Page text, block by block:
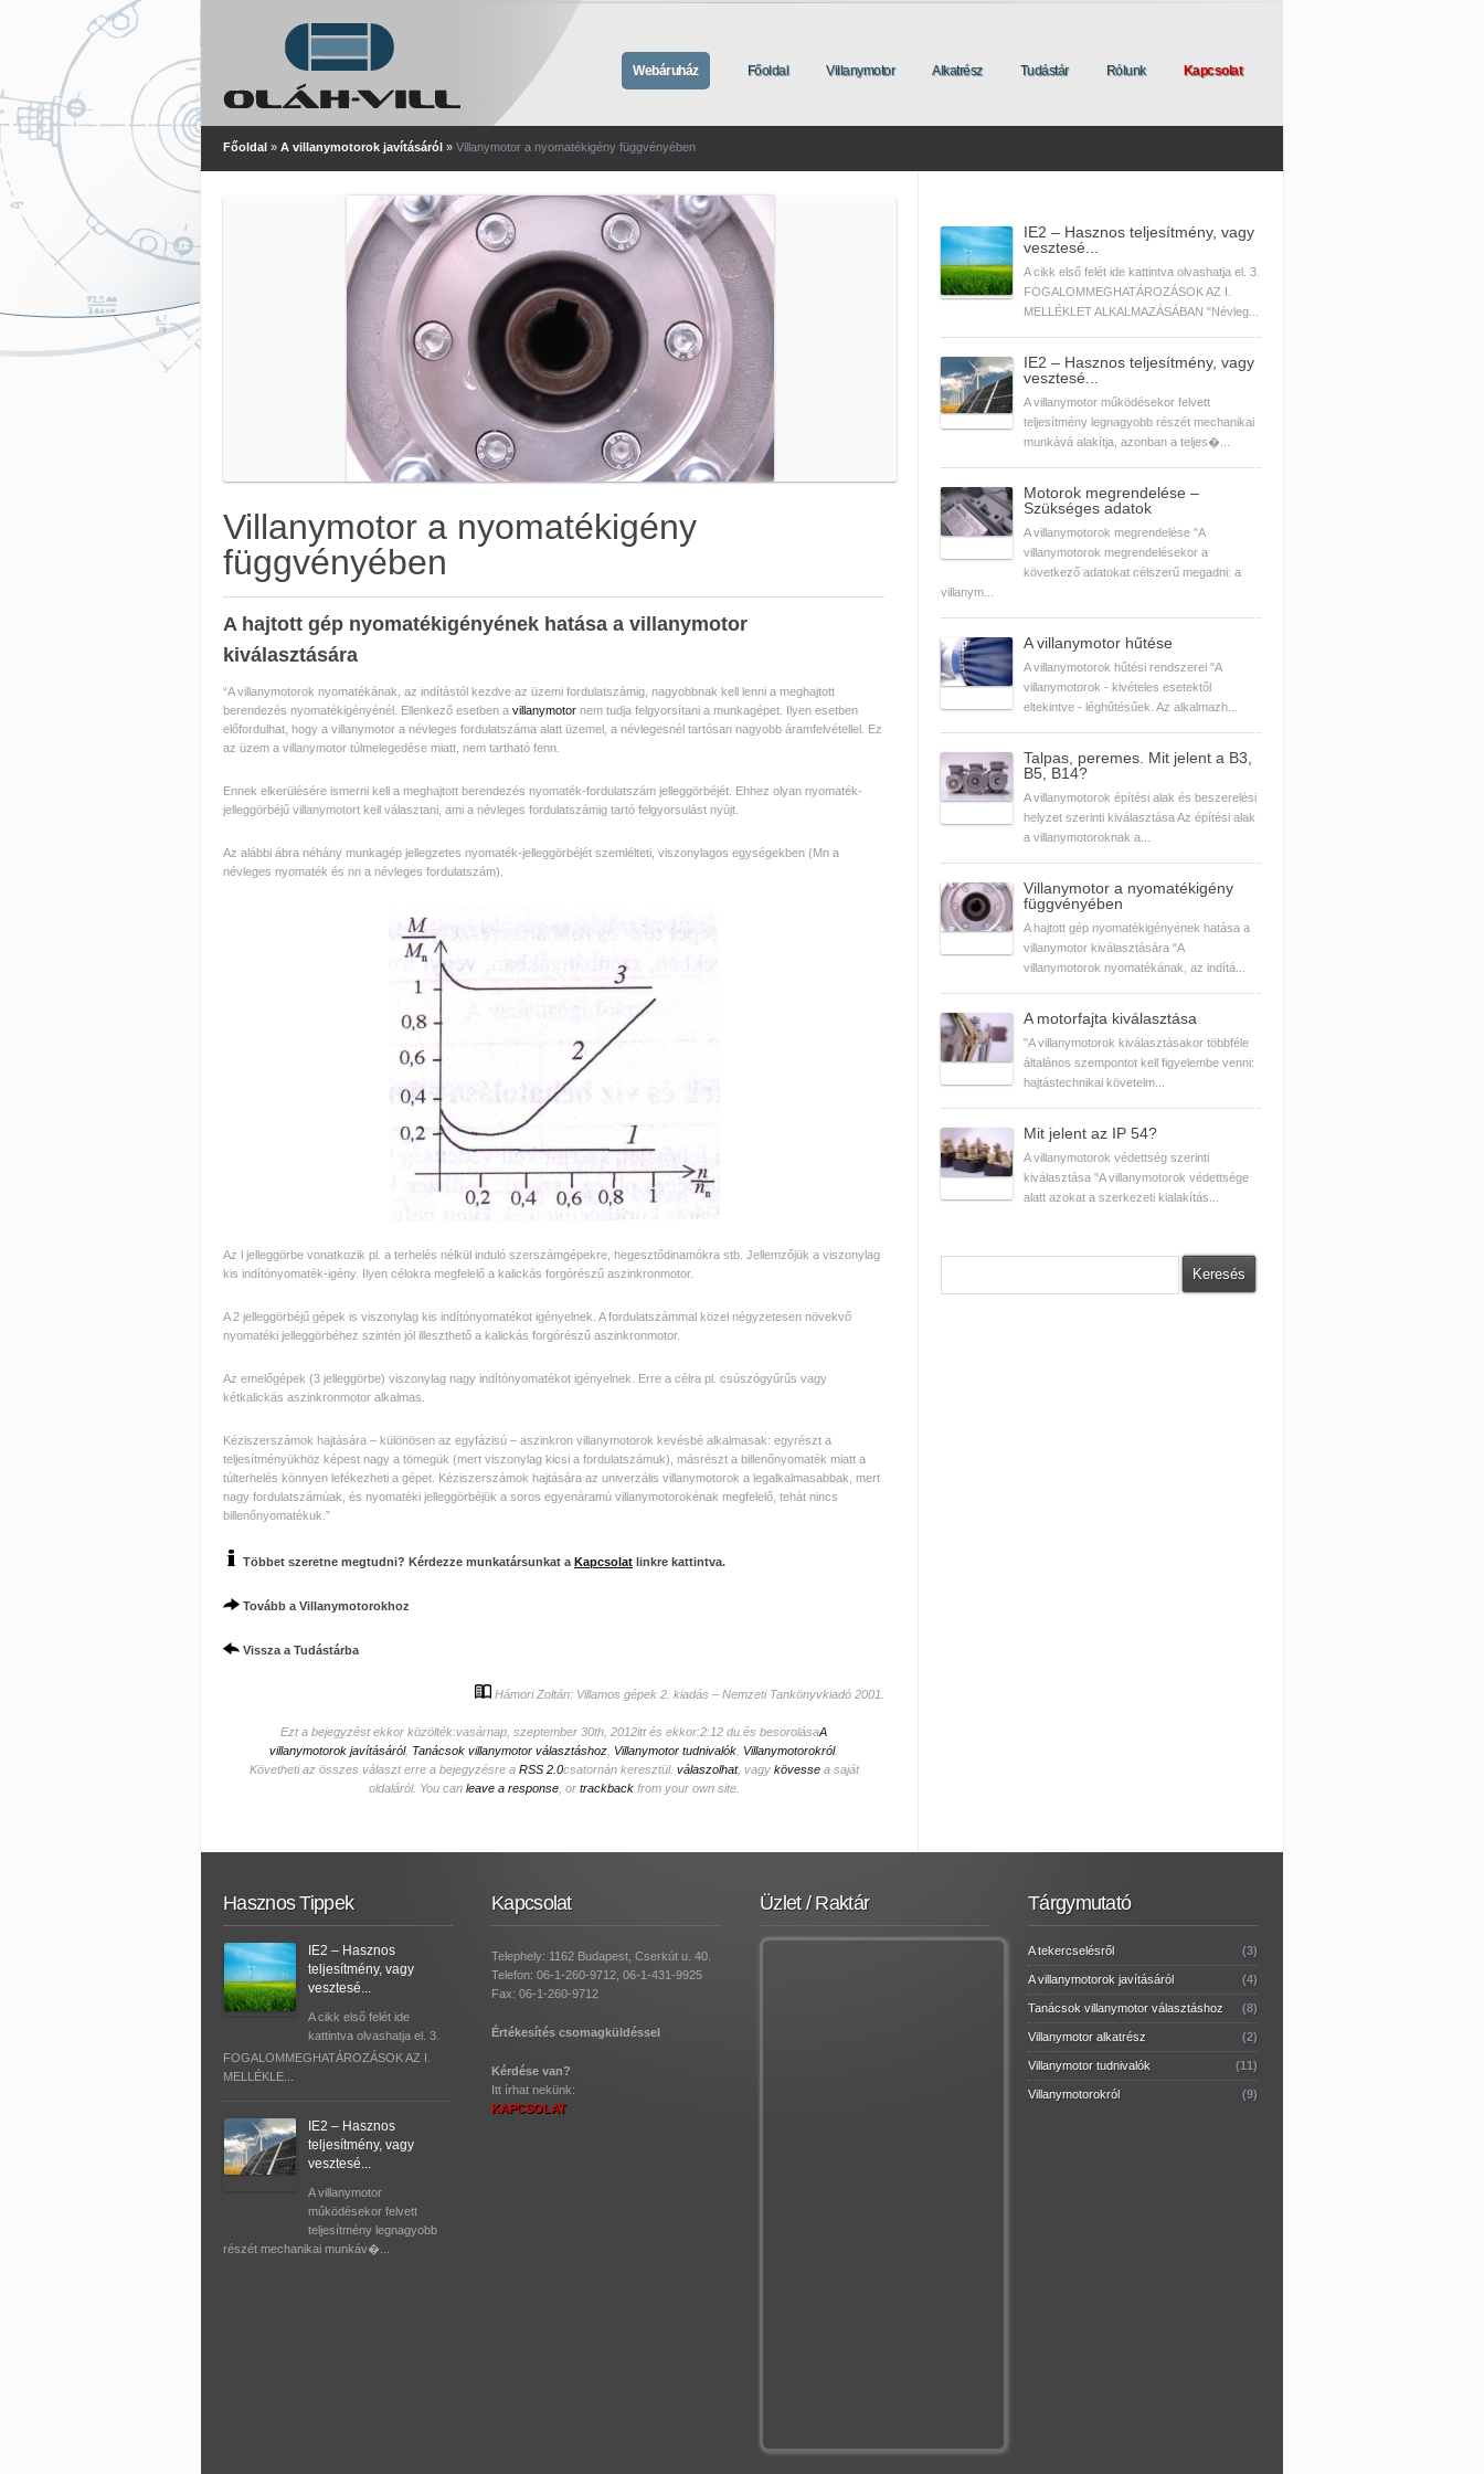
Webáruház Főoldal Villanymotor Alkatrész Tudástár Rólunk Kapcsolat
Főoldal » A villanymotorok javításáról » Villanymotor a nyomatékigény függvényében
Villanymotor a nyomatékigény
függvényében
A hajtott gép nyomatékigényének hatása a villanymotor
kiválasztására
“A villanymotorok nyomatékának, az indítástól kezdve az üzemi fordulatszámig, nagyobbnak kell lenni a meghajtott
berendezés nyomatékigényénél. Ellenkező esetben a villanymotor nem tudja felgyorsítani a munkagépet. Ilyen esetben
előfordulhat, hogy a villanymotor a névleges fordulatszáma alatt üzemel, a névlegesnél tartósan nagyobb áramfelvétellel. Ez
az üzem a villanymotor túlmelegedése miatt, nem tartható fenn.
Ennek elkerülésére ismerni kell a meghajtott berendezés nyomaték-fordulatszám jelleggörbéjét. Ehhez olyan nyomaték-
jelleggörbéjű villanymotort kell választani, ami a névleges fordulatszámig tartó felgyorsulást nyújt.
Az alábbi ábra néhány munkagép jellegzetes nyomaték-jelleggörbéjét szemlélteti, viszonylagos egységekben (Mn a
névleges nyomaték és nn a névleges fordulatszám).
Az l jelleggörbe vonatkozik pl. a terhelés nélkül induló szerszámgépekre, hegesztődinamókra stb. Jellemzőjük a viszonylag
kis indítónyomaték-igény. Ilyen célokra megfelelő a kalickás forgórészű aszinkronmotor.
A 2 jelleggörbéjű gépek is viszonylag kis indítónyomatékot igényelnek. A fordulatszámmal közel négyzetesen növekvő
nyomatéki jelleggörbéhez szintén jól illeszthető a kalickás forgórészű aszinkronmotor.
Az emelőgépek (3 jelleggörbe) viszonylag nagy indítónyomatékot igényelnek. Erre a célra pl. csúszógyűrűs vagy
kétkalickás aszinkronmotor alkalmas.
Kéziszerszámok hajtására – különösen az egyfázisú – aszinkron villanymotorok kevésbé alkalmasak: egyrészt a
teljesítményükhöz képest nagy a tömegük (mert viszonylag kicsi a fordulatszámuk), másrészt a billenőnyomaték miatt a
túlterhelés könnyen lefékezheti a gépet. Kéziszerszámok hajtására az univerzális villanymotorok a legalkalmasabbak, mert
nagy fordulatszámúak, és nyomatéki jelleggörbéjük a soros egyenáramú villanymotorokénak megfelelő, tehát nincs
billenőnyomatékuk.”
Többet szeretne megtudni? Kérdezze munkatársunkat a Kapcsolat linkre kattintva.
Tovább a Villanymotorokhoz
Vissza a Tudástárba
Hámori Zoltán: Villamos gépek 2. kiadás – Nemzeti Tankönyvkiadó 2001.
Ezt a bejegyzést ekkor közölték:vasárnap, szeptember 30th, 2012itt és ekkor:2:12 du.és besorolásaA
villanymotorok javításáról, Tanácsok villanymotor választáshoz Villanymotor tudnivalók Villanymotorokról.
Követheti az összes választ erre a bejegyzésre a RSS 2.0csatornán keresztül. válaszolhat, vagy kövessea saját
oldaláról. You can leave a response, or trackbackfrom your own site.
IE2 – Hasznos teljesítmény, vagy
vesztesé...
A cikk első felét ide kattintva olvashatja el. 3.
FOGALOMMEGHATÁROZÁSOK AZ I.
MELLÉKLET ALKALMAZÁSÁBAN "Névleg...
IE2 – Hasznos teljesítmény, vagy
vesztesé...
A villanymotor működésekor felvett
teljesítmény legnagyobb részét mechanikai
munkává alakítja, azonban a teljes�...
Motorok megrendelése –
Szükséges adatok
A villanymotorok megrendelése "A
villanymotorok megrendelésekor a
következő adatokat célszerű megadni: a
villanym...
A villanymotor hűtése
A villanymotorok hűtési rendszerei "A
villanymotorok - kivételes esetektől
eltekintve - léghűtésűek. Az alkalmazh...
Talpas, peremes. Mit jelent a B3,
B5, B14?
A villanymotorok építési alak és beszerelési
helyzet szerinti kiválasztása Az építési alak
a villanymotoroknak a...
Villanymotor a nyomatékigény
függvényében
A hajtott gép nyomatékigényének hatása a
villanymotor kiválasztására "A
villanymotorok nyomatékának, az indítá...
A motorfajta kiválasztása
"A villanymotorok kiválasztásakor többféle
általános szempontot kell figyelembe venni:
hajtástechnikai követelm...
Mit jelent az IP 54?
A villanymotorok védettség szerinti
kiválasztása "A villanymotorok védettsége
alatt azokat a szerkezeti kialakítás...
Hasznos Tippek
IE2 – Hasznos
teljesítmény, vagy
vesztesé...
A cikk első felét ide
kattintva olvashatja el. 3.
FOGALOMMEGHATÁROZÁSOK AZ I.
MELLÉKLE...
IE2 – Hasznos
teljesítmény, vagy
vesztesé...
A villanymotor
működésekor felvett
teljesítmény legnagyobb
részét mechanikai munkáv�...
Kapcsolat
Telephely: 1162 Budapest, Cserkút u. 40.
Telefon: 06-1-260-9712, 06-1-431-9925
Fax: 06-1-260-9712
Értékesítés csomagküldéssel
Kérdése van?
Itt írhat nekünk:
KAPCSOLAT
Üzlet / Raktár Tárgymutató
A tekercselésről (3)
A villanymotorok javításáról (4)
Tanácsok villanymotor választáshoz (8)
Villanymotor alkatrész (2)
Villanymotor tudnivalók (11)
Villanymotorokról (9)